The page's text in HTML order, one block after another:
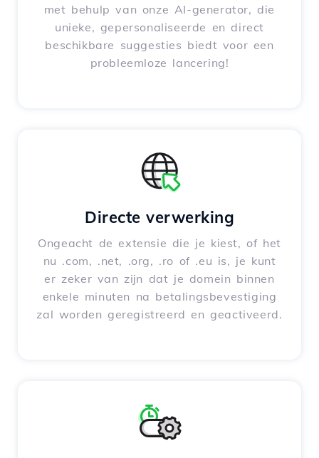
met behulp van onze AI-generator, die
unieke, gepersonaliseerde en direct
beschikbare suggesties biedt voor een
probleemloze lancering!
Directe verwerking
Ongeacht de extensie die je kiest, of het
nu .com, .net, .org, .ro of .eu is, je kunt
er zeker van zijn dat je domein binnen
enkele minuten na betalingsbevestiging
zal worden geregistreerd en geactiveerd.